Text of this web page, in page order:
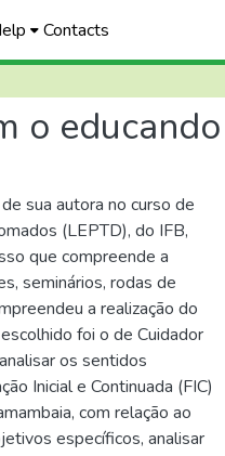
Contacts
o educando
sua autora no curso de
(LEPTD), do IFB,
que compreende a
seminários, rodas de
a realização do
foi o de Cuidador
os sentidos
Inicial e Continuada (FIC)
com relação ao
específicos, analisar